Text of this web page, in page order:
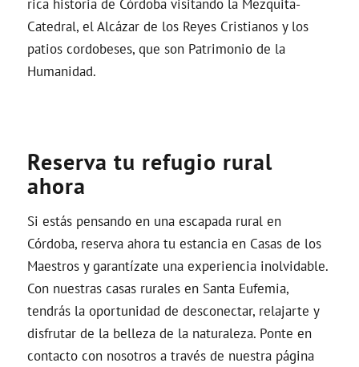
rica historia de Córdoba visitando la Mezquita-
Catedral, el Alcázar de los Reyes Cristianos y los
patios cordobeses, que son Patrimonio de la
Humanidad.
Reserva tu refugio rural
ahora
Si estás pensando en una escapada rural en
Córdoba, reserva ahora tu estancia en Casas de los
Maestros y garantízate una experiencia inolvidable.
Con nuestras casas rurales en Santa Eufemia,
tendrás la oportunidad de desconectar, relajarte y
disfrutar de la belleza de la naturaleza. Ponte en
contacto con nosotros a través de nuestra página